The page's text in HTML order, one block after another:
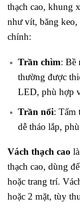
thạch cao, khung
như vít, băng keo,
chính:
Trần chìm: Bề
thường được
LED, phù hợp
Trần nổi: Tấm
dễ tháo lắp,
Vách thạch cao
thạch cao, dùng
hoặc trang trí.
hoặc 2 mặt, tùy